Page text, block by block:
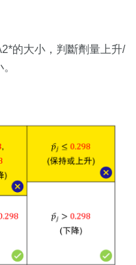
的大小，判斷劑量上升/